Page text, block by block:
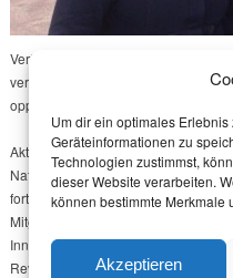
Um dir ein optimales
Geräteinformationen zu
Technologien zustimmst,
dieser Website verarbeiten.
können bestimmte Merkmale
Akzeptieren
Verfolgung und Vertreibung
versucht die UNO zu vermitteln, so
oppositionelle Gruppen für Freiheit,
Aktuell habe ich die Möglichkeit,
Nationalrat in Syrien (KNR), bei den
fortgesetzt werden sollen, zu
Mitgliedern von
Innerhalb der syrischen Kräfte ist er
Revolution and Opposition Forces